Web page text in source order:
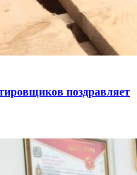
поздравляет